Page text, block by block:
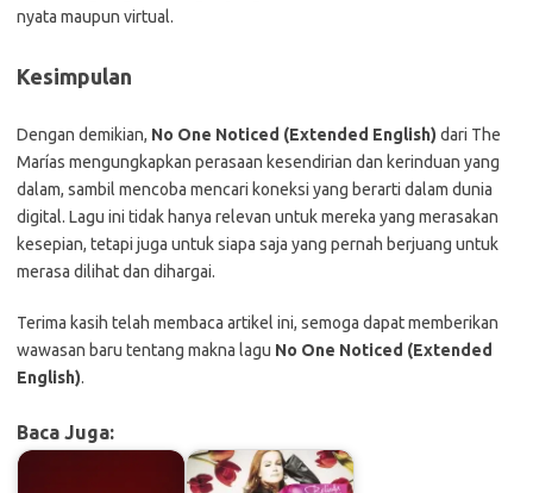
nyata maupun virtual.
Kesimpulan
Dengan demikian, No One Noticed (Extended English) dari The
Marías mengungkapkan perasaan kesendirian dan kerinduan yang
dalam, sambil mencoba mencari koneksi yang berarti dalam dunia
digital. Lagu ini tidak hanya relevan untuk mereka yang merasakan
kesepian, tetapi juga untuk siapa saja yang pernah berjuang untuk
merasa dilihat dan dihargai.
Terima kasih telah membaca artikel ini, semoga dapat memberikan
wawasan baru tentang makna lagu No One Noticed (Extended
English).
Baca Juga: